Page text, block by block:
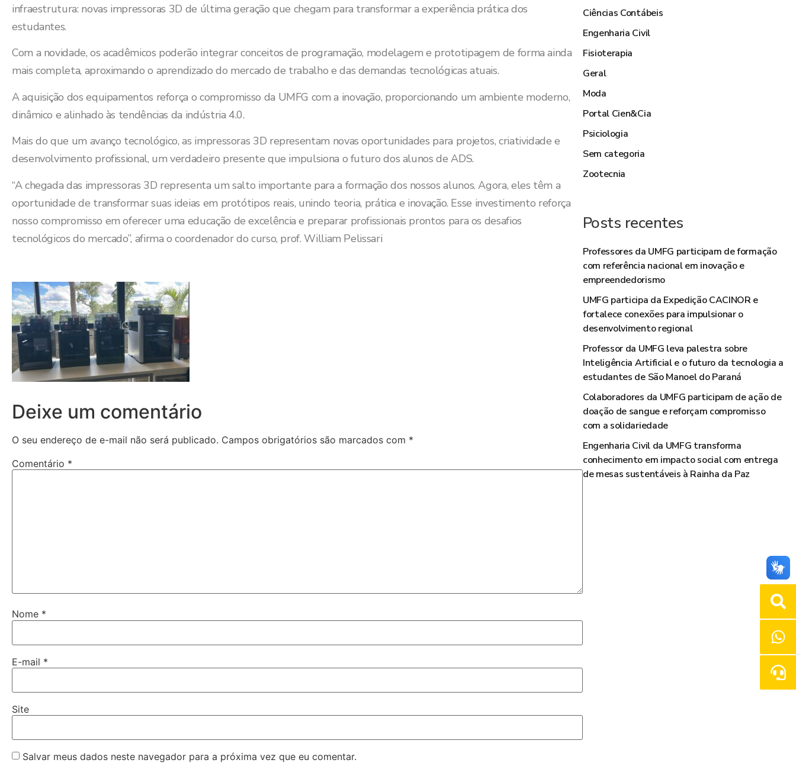
infraestrutura: novas impressoras 3D de última geração que chegam para transformar a experiência prática dos
estudantes.
Com a novidade, os acadêmicos poderão integrar conceitos de programação, modelagem e prototipagem de forma ainda
mais completa, aproximando o aprendizado do mercado de trabalho e das demandas tecnológicas atuais.
A aquisição dos equipamentos reforça o compromisso da UMFG com a inovação, proporcionando um ambiente moderno,
dinâmico e alinhado às tendências da indústria 4.0.
Mais do que um avanço tecnológico, as impressoras 3D representam novas oportunidades para projetos, criatividade e
desenvolvimento profissional, um verdadeiro presente que impulsiona o futuro dos alunos de ADS.
“A chegada das impressoras 3D representa um salto importante para a formação dos nossos alunos. Agora, eles têm a
oportunidade de transformar suas ideias em protótipos reais, unindo teoria, prática e inovação. Esse investimento reforça
nosso compromisso em oferecer uma educação de excelência e preparar profissionais prontos para os desafios
tecnológicos do mercado”, afirma o coordenador do curso, prof. William Pelissari
Deixe um comentário
O seu endereço de e-mail não será publicado. Campos obrigatórios são marcados com *
Comentário *
Nome *
E-mail *
Site
Salvar meus dados neste navegador para a próxima vez que eu comentar.
Ciências Contábeis
Engenharia Civil
Fisioterapia
Geral
Moda
Portal Cien&Cia
Psiciologia
Sem categoria
Zootecnia
Posts recentes
Professores da UMFG participam de formação
com referência nacional em inovação e
empreendedorismo
UMFG participa da Expedição CACINOR e
fortalece conexões para impulsionar o
desenvolvimento regional
Professor da UMFG leva palestra sobre
Inteligência Artificial e o futuro da tecnologia a
estudantes de São Manoel do Paraná
Colaboradores da UMFG participam de ação de
doação de sangue e reforçam compromisso
com a solidariedade
Engenharia Civil da UMFG transforma
conhecimento em impacto social com entrega
de mesas sustentáveis à Rainha da Paz